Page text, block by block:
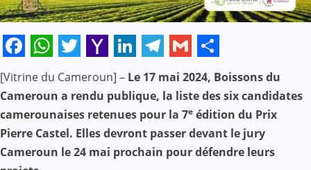
Facebook
WhatsApp
Twitter
Yahoo
Mail
LinkedIn
Telegram
Gmail
Share
[Vitrine du Cameroun] – Le 17 mai 2024, Boissons du
Cameroun a rendu publique, la liste des six candidates
camerounaises retenues pour la 7e édition du Prix
Pierre Castel. Elles devront passer devant le jury
Cameroun le 24 mai prochain pour défendre leurs